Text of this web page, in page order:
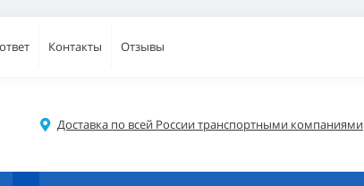
Контакты Отзывы
Доставка по всей России транспортными компаниями